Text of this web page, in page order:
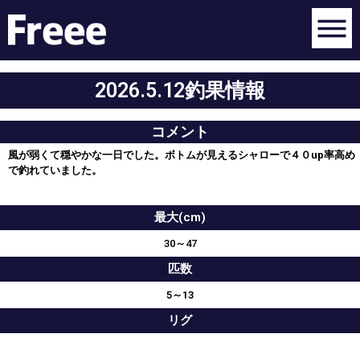
2026.5.12釣果情報
コメント
風が弱くて穏やかな一日でした。ボトムが見えるシャローで４０up率高め
で釣れていました。
最大(cm)
30～47
匹数
5～13
リグ